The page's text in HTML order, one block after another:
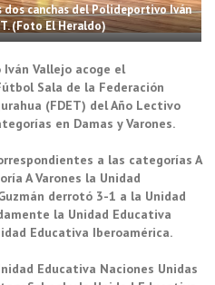
canchas del Polideportivo Iván
(Foto El Heraldo)
Vallejo acoge el
Sala de la Federación
(FDET) del Año Lectivo
en Damas y Varones.
a las categorías A
A Varones la Unidad
derrotó 3-1 a la Unidad
la Unidad Educativa
Educativa Iberoamérica.
Educativa Naciones Unidas